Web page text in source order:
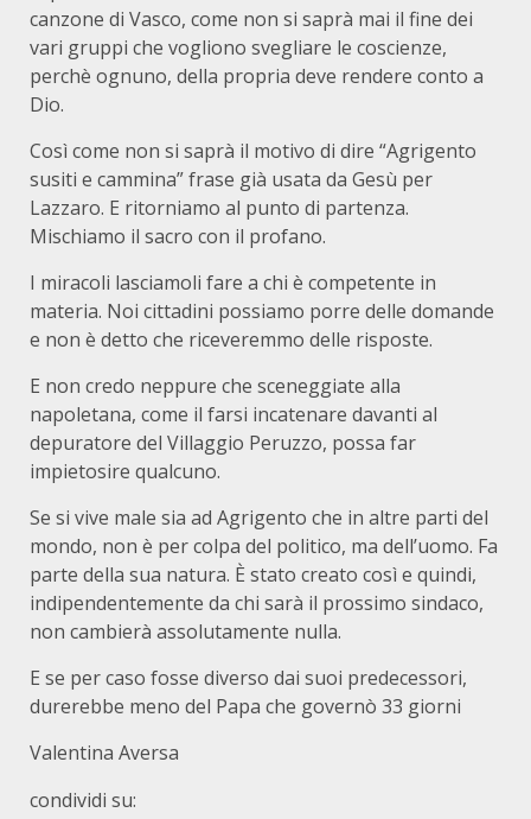
canzone di Vasco, come non si saprà mai il fine dei
vari gruppi che vogliono svegliare le coscienze,
perchè ognuno, della propria deve rendere conto a
Dio.
Così come non si saprà il motivo di dire “Agrigento
susiti e cammina” frase già usata da Gesù per
Lazzaro. E ritorniamo al punto di partenza.
Mischiamo il sacro con il profano.
I miracoli lasciamoli fare a chi è competente in
materia. Noi cittadini possiamo porre delle domande
e non è detto che riceveremmo delle risposte.
E non credo neppure che sceneggiate alla
napoletana, come il farsi incatenare davanti al
depuratore del Villaggio Peruzzo, possa far
impietosire qualcuno.
Se si vive male sia ad Agrigento che in altre parti del
mondo, non è per colpa del politico, ma dell’uomo. Fa
parte della sua natura. È stato creato così e quindi,
indipendentemente da chi sarà il prossimo sindaco,
non cambierà assolutamente nulla.
E se per caso fosse diverso dai suoi predecessori,
durerebbe meno del Papa che governò 33 giorni
Valentina Aversa
condividi su: